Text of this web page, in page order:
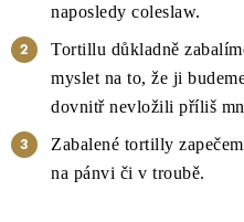
naposledy coleslaw.
Tortillu důkladně
myslet na to, že ji
dovnitř nevložili příliš
Zabalené tortilly
na pánvi či v troubě.